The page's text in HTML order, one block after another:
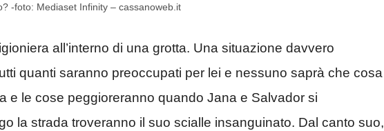
-foto: Mediaset Infinity – cassanoweb.it
all’interno di una grotta. Una situazione davvero
quanti saranno preoccupati per lei e nessuno saprà che cosa
e le cose peggioreranno quando Jana e Salvador si
la strada troveranno il suo scialle insanguinato. Dal canto suo,